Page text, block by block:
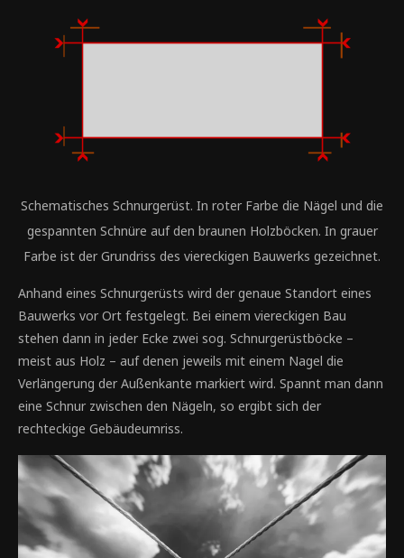
Schematisches Schnurgerüst. In roter Farbe die Nägel und die
gespannten Schnüre auf den braunen Holzböcken. In grauer
Farbe ist der Grundriss des viereckigen Bauwerks gezeichnet.
Anhand eines Schnurgerüsts wird der genaue Standort eines
Bauwerks vor Ort festgelegt. Bei einem viereckigen Bau
stehen dann in jeder Ecke zwei sog. Schnurgerüstböcke –
meist aus Holz – auf denen jeweils mit einem Nagel die
Verlängerung der Außenkante markiert wird. Spannt man dann
eine Schnur zwischen den Nägeln, so ergibt sich der
rechteckige Gebäudeumriss.